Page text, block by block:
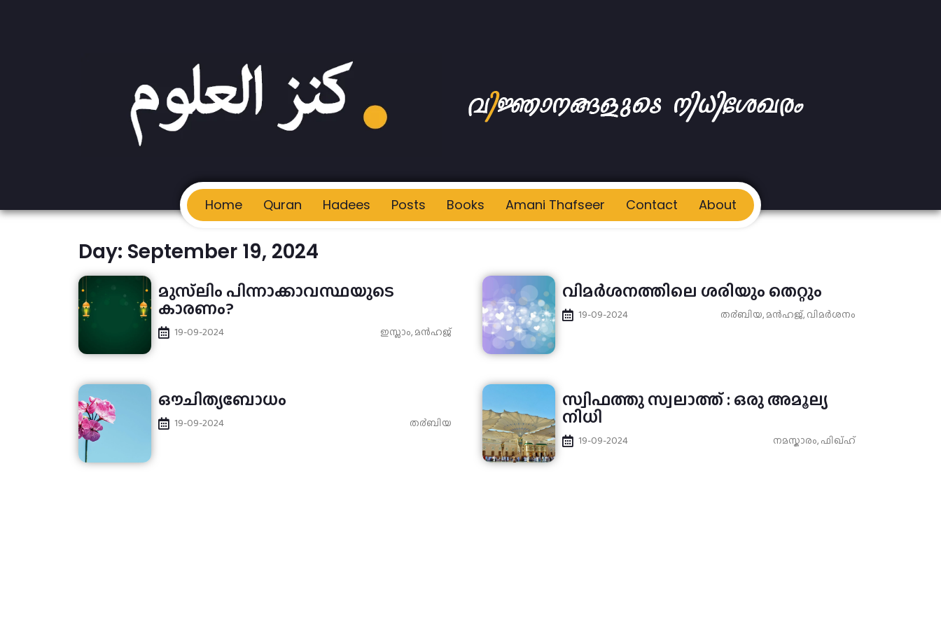
Home Quran Hadees Posts Books Amani Thafseer Contact About
Day: September 19, 2024
മുസ്‌ലിം പിന്നാക്കാവസ്ഥയുടെ
കാരണം?
19-09-2024 ഇസ്ലാം, മന്‍ഹജ്
വിമർശനത്തിലെ ശരിയും തെറ്റും
19-09-2024 ത൪ബിയ, മന്‍ഹജ്, വിമർശനം
ഔചിത്യബോധം
19-09-2024 ത൪ബിയ
സ്വിഫത്തു സ്വലാത്ത് : ഒരു അമൂല്യ
നിധി
19-09-2024 നമസ്കാരം, ഫിഖ്ഹ്